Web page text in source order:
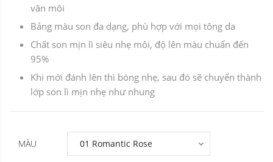
vân môi
Bảng màu son đa dạng, phù hợp với mọi tông da
Chất son mịn lì siêu nhẹ môi, độ lên màu chuẩn đến
95%
Khi mới đánh lên thì bóng nhẹ, sau đó sẽ chuyển thành
lớp son lì mịn nhẹ như nhung
MÀU